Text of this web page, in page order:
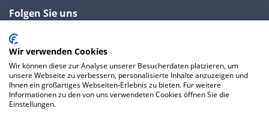
Folgen Sie uns
Wir verwenden Cookies
Wir können diese zur Analyse unserer Besucherdaten platzieren, um
unsere Webseite zu verbessern, personalisierte Inhalte anzuzeigen und
Ihnen ein großartiges Webseiten-Erlebnis zu bieten. Für weitere
Informationen zu den von uns verwendeten Cookies öffnen Sie die
Einstellungen.